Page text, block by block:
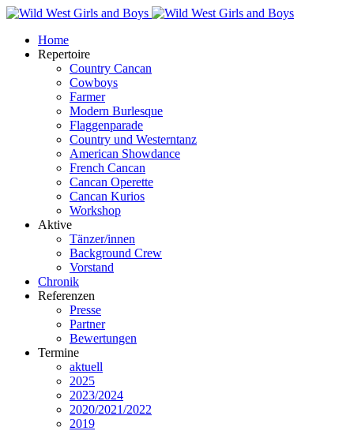
Home
Repertoire
Country Cancan
Cowboys
Farmer
Modern Burlesque
Flaggenparade
Country und Westerntanz
American Showdance
French Cancan
Cancan Operette
Cancan Kurios
Workshop
Aktive
Tänzer/innen
Background Crew
Vorstand
Chronik
Referenzen
Presse
Partner
Bewertungen
Termine
aktuell
2025
2023/2024
2020/2021/2022
2019